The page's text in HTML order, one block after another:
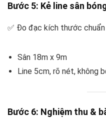
Bước 5: Kẻ line sân
✅ Đo đạc kích thước
Sân 18m x 9m
Line 5cm, rõ nét, không
Bước 6: Nghiệm thu &